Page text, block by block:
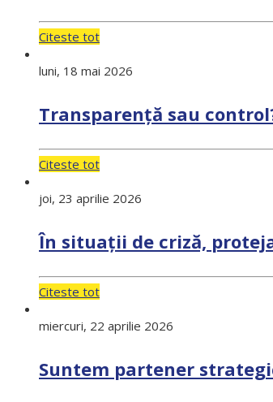
Citeste tot
luni, 18 mai 2026
Transparență sau
Citeste tot
joi, 23 aprilie 2026
În situații de criză,
Citeste tot
miercuri, 22 aprilie 2026
Suntem partener